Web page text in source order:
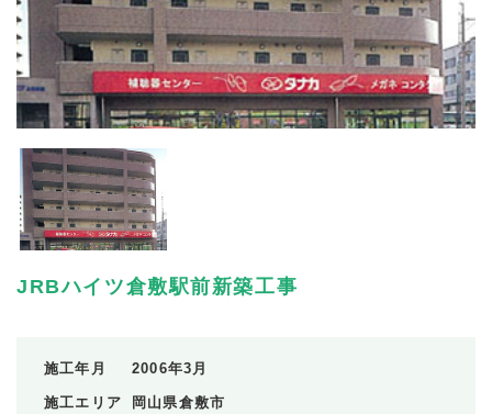
JRBハイツ倉敷駅前新築工事
施工年月 2006年3月
施工エリア 岡山県倉敷市